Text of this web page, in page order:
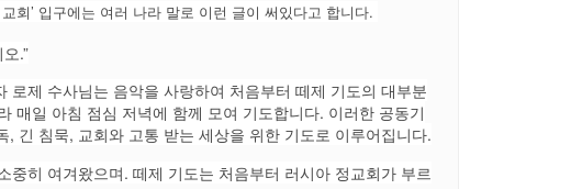
회’ 입구에는 여러 나라 말로 이런 글이 써있다고 합니다.
.”
제 수사님는 음악을 사랑하여 처음부터 떼제 기도의 대부분
매일 아침 점심 저녁에 함께 모여 기도합니다. 이러한 공동기
긴 침묵, 교회와 고통 받는 세상을 위한 기도로 이루어집니다.
히 여겨왔으며. 떼제 기도는 처음부터 러시아 정교회가 부르